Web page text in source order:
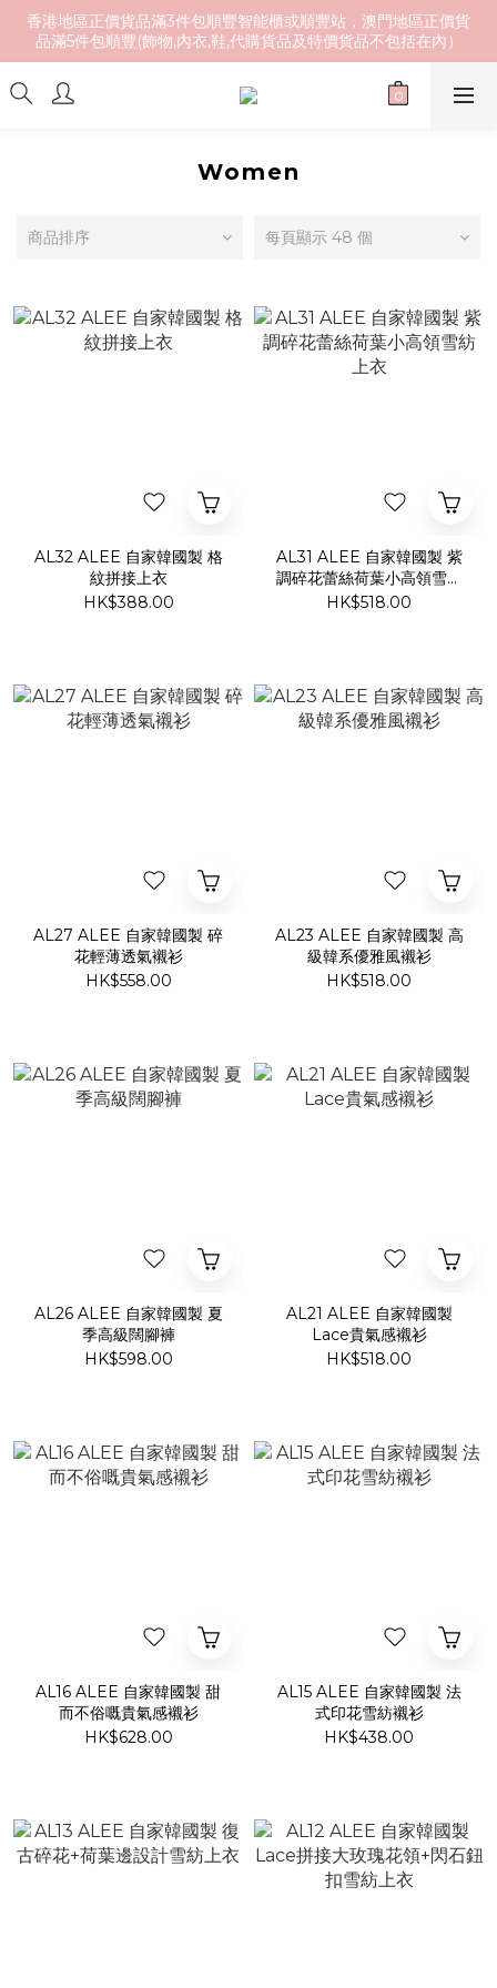
香港地區正價貨品滿3件包順豐智能櫃或順豐站，澳門地區正價貨
品滿5件包順豐(飾物,內衣,鞋,代購貨品及特價貨品不包括在內）
Women
商品排序 每頁顯示 48 個
AL32 ALEE 自家韓國製 格
紋拼接上衣
HK$388.00
AL31 ALEE 自家韓國製 紫
調碎花蕾絲荷葉小高領雪紡
上衣
HK$518.00
AL27 ALEE 自家韓國製 碎
花輕薄透氣襯衫
HK$558.00
AL23 ALEE 自家韓國製 高
級韓系優雅風襯衫
HK$518.00
AL26 ALEE 自家韓國製 夏
季高級闊腳褲
HK$598.00
AL21 ALEE 自家韓國製
Lace貴氣感襯衫
HK$518.00
AL16 ALEE 自家韓國製 甜
而不俗嘅貴氣感襯衫
HK$628.00
AL15 ALEE 自家韓國製 法
式印花雪紡襯衫
HK$438.00